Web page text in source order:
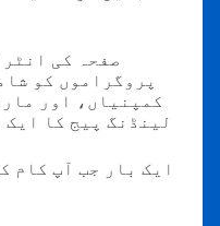
پروگراموں کو
کمپنیاں، اور
ایک بار جب آپ کام